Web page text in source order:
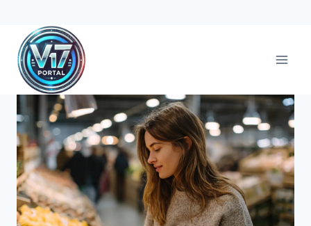
Pular
para
Conteúdo